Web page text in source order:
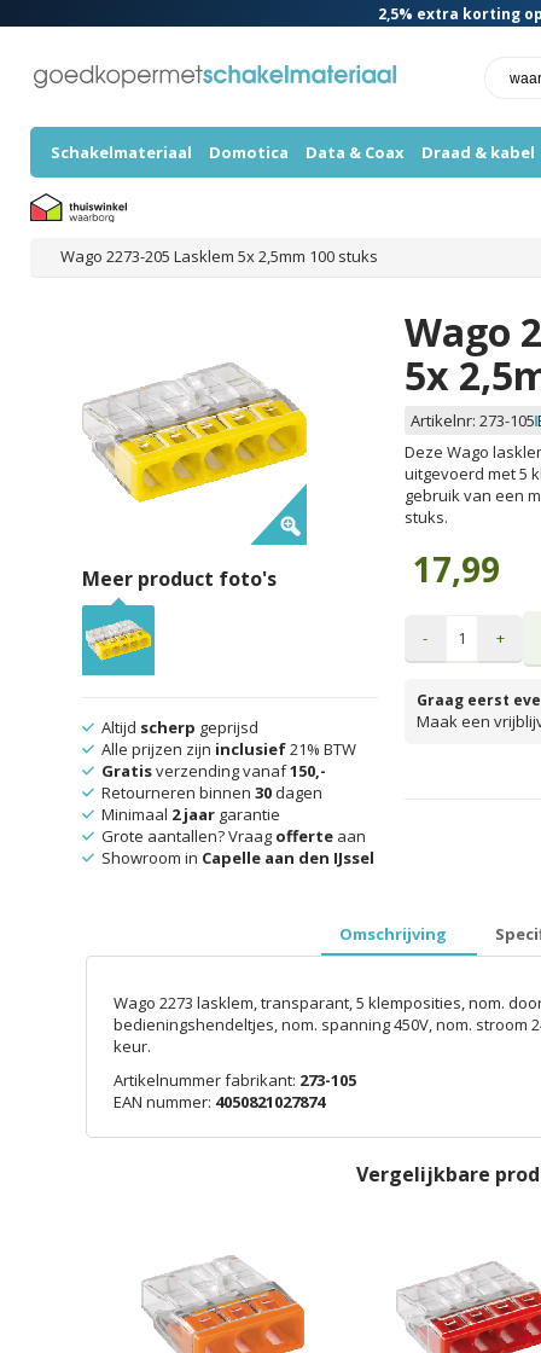
2,5% extra korting
Schakelmateriaal Domotica Data & Coax Draad & kabel
Wago 2273-205 Lasklem 5x 2,5mm 100 stuks
Wago
5x
Artikelnr: 273-105
Deze Wago
uitgevoerd met 5
gebruik van een
stuks.
17,99
- +
Graag eerst
Maak een
Meer product foto's
Altijd scherp geprijsd
Alle prijzen zijn inclusief21% BTW
Gratisverzending vanaf150,-
Retourneren binnen 30dagen
Minimaal 2 jaargarantie
Grote aantallen? Vraag offerteaan
Showroom in Capelle aan den IJssel
Omschrijving
Wago 2273 lasklem, transparant, 5 klemposities, nom.
bedieningshendeltjes, nom. spanning 450V, nom. stroom
keur.
Artikelnummer fabrikant: 273-105
EAN nummer: 4050821027874
Vergelijkbare